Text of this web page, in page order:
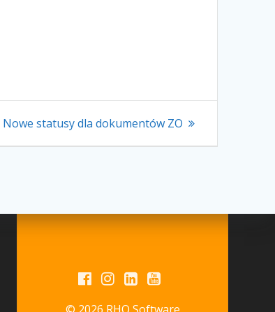
Następny
Nowe statusy dla dokumentów ZO